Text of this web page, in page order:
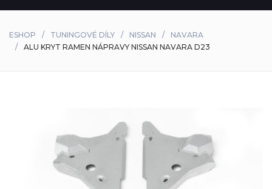
ESHOP TUNINGOVÉ DÍLY NISSAN
NAVARA
ALU KRYT RAMEN NÁPRAVY NISSAN NAVARA D23